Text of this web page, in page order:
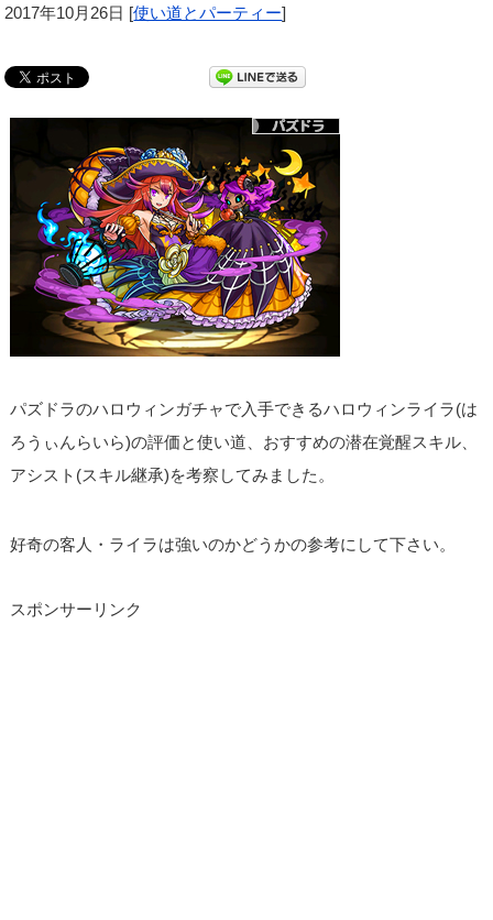
2017年10月26日 [使い道とパーティー]
パズドラのハロウィンガチャで入手できるハロウィンライラ(は
ろうぃんらいら)の評価と使い道、おすすめの潜在覚醒スキル、
アシスト(スキル継承)を考察してみました。
好奇の客人・ライラは強いのかどうかの参考にして下さい。
スポンサーリンク